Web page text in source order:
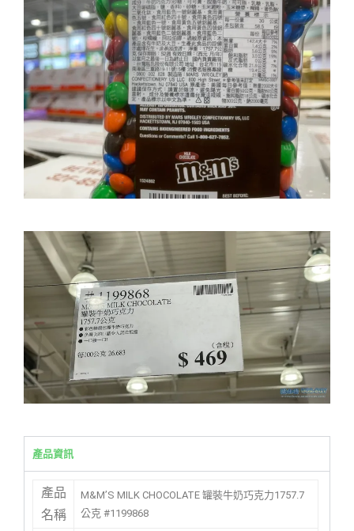
產品資訊
產品
名稱
M&M’S MILK CHOCOLATE 罐裝牛奶巧克力1757.7
公克 #1199868